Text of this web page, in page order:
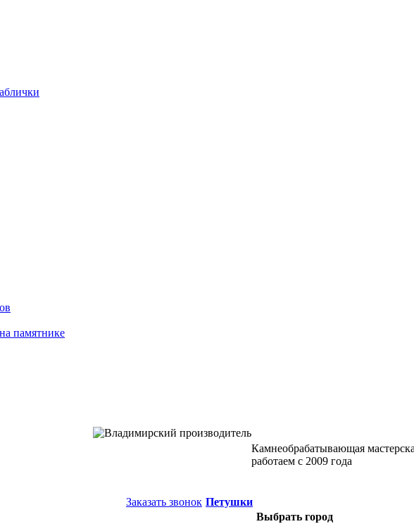
памятнике
Камнеобрабатывающая
работаем с 2009 года
Заказать звонок Петушки
Выбрать город